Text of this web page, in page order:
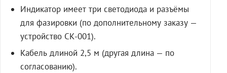
Индикатор имеет три светодиода и разъёмы
для фазировки (по дополнительному заказу —
устройство СК-001).
Кабель длиной 2,5 м (другая длина — по
согласованию).